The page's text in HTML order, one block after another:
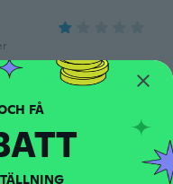
PRENUMERERA OCH FÅ